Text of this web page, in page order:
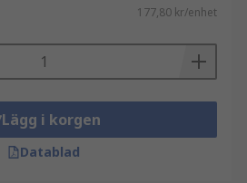
177,80 kr/enhet
Lägg i korgen
Datablad